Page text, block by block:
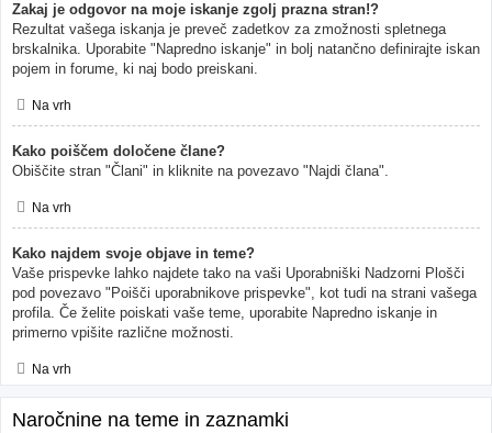
Zakaj je odgovor na moje iskanje zgolj prazna stran!?
Rezultat vašega iskanja je preveč zadetkov za zmožnosti spletnega
brskalnika. Uporabite "Napredno iskanje" in bolj natančno definirajte iskan
pojem in forume, ki naj bodo preiskani.
Na vrh
Kako poiščem določene člane?
Obiščite stran "Člani" in kliknite na povezavo "Najdi člana".
Na vrh
Kako najdem svoje objave in teme?
Vaše prispevke lahko najdete tako na vaši Uporabniški Nadzorni Plošči
pod povezavo "Poišči uporabnikove prispevke", kot tudi na strani vašega
profila. Če želite poiskati vaše teme, uporabite Napredno iskanje in
primerno vpišite različne možnosti.
Na vrh
Naročnine na teme in zaznamki